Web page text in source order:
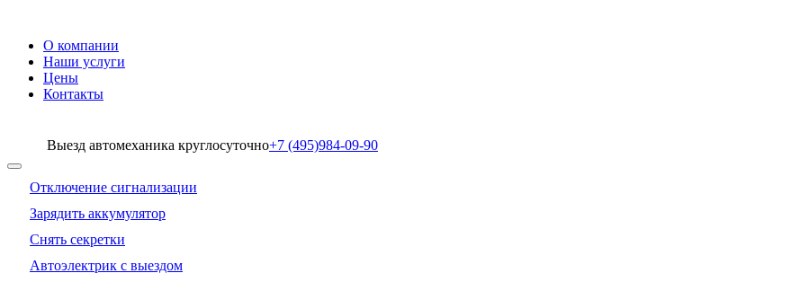
О компании
Наши услуги
Цены
Контакты
Выезд автомеханика круглосуточно+7 (495)984-09-90
Отключение сигнализации
Зарядить аккумулятор
Снять секретки
Автоэлектрик с выездом